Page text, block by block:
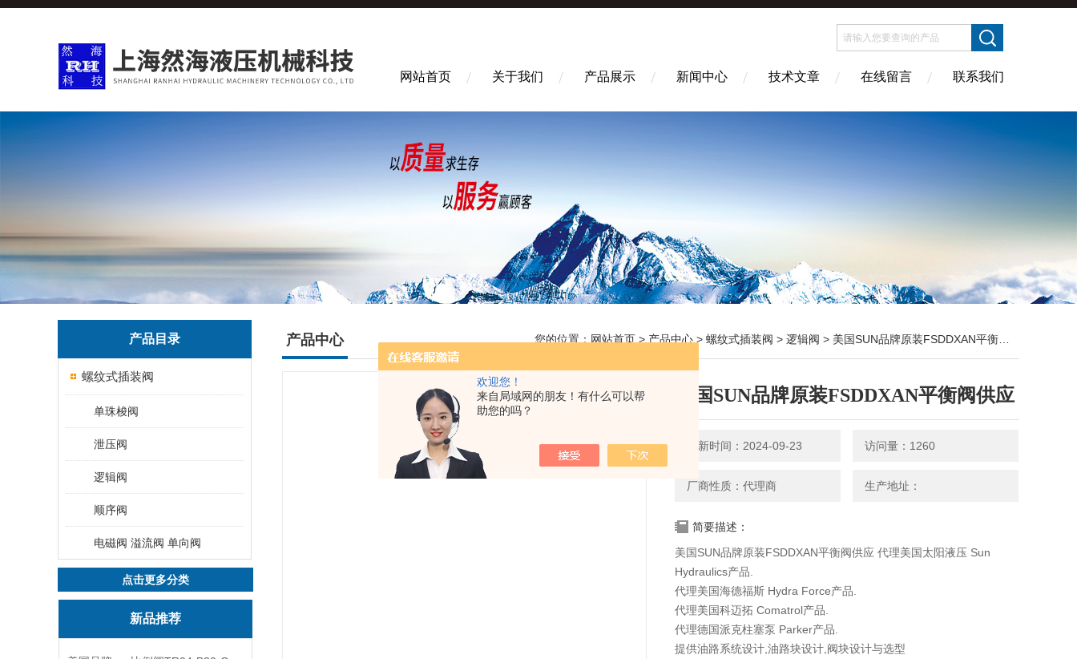
欢迎您！
来自局域网的朋友！有什么可以帮
助您的吗？
网站首页 关于我们 产品展示 新闻中心 技术文章 在线留言 联系我们
产品目录
螺纹式插装阀
单珠梭阀
泄压阀
逻辑阀
顺序阀
电磁阀 溢流阀 单向阀
点击更多分类
新品推荐
产品中心 您的位置： 网站首页 > 产品中心 > 螺纹式插装阀 > 逻辑阀 > 美国SUN品牌原装FSDDXAN平衡阀供应
美国SUN品牌原装FSDDXAN平衡阀供应
更新时间：2024-09-23 访问量：1260
厂商性质：代理商 生产地址：
简要描述：
美国SUN品牌原装FSDDXAN平衡阀供应 代理美国太阳液压 Sun
Hydraulics产品.
代理美国海德福斯 Hydra Force产品.
代理美国科迈拓 Comatrol产品.
代理德国派克柱塞泵 Parker产品.
提供油路系统设计,油路块设计,阀块设计与选型